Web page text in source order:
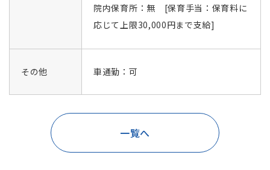
院内保育所：無 [保育手当：保育料に
応じて上限30,000円まで支給]
その他 車通勤：可
一覧へ